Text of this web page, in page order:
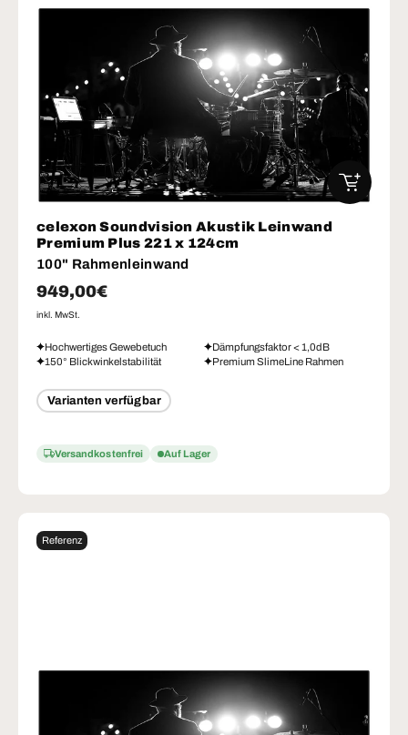
celexon Soundvision Akustik Leinwand
Premium Plus 221 x 124cm
100" Rahmenleinwand
Normaler Preis
949,00€
inkl. MwSt.
Hochwertiges Gewebetuch
Dämpfungsfaktor < 1,0dB
150° Blickwinkelstabilität
Premium SlimeLine Rahmen
Varianten verfügbar
Versandkostenfrei Auf Lager
IN DEN
Referenz